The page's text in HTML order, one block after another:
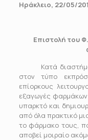
Ηράκλειο, 22/05/
Επιστολή του
Κατά
στον τύπο
επίορκους
εξαγωγές φαρμάκων
υπαρκτό και
από όλα πρακτικό
το φάρμακο τους,
αποβεί μοιραίο